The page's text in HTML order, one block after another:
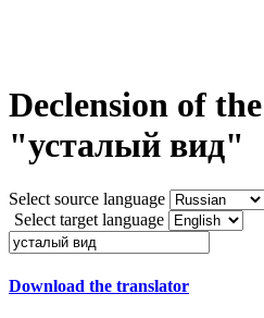
Declension of
"усталый вид"
Select source language
Select target language
Download the translator